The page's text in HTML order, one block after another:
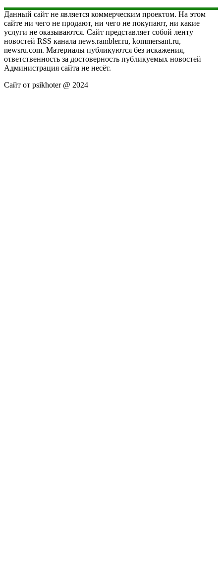
Данный сайт не является коммерческим проектом. На этом
сайте ни чего не продают, ни чего не покупают, ни какие
услуги не оказываются. Сайт представляет собой ленту
новостей RSS канала news.rambler.ru, kommersant.ru,
newsru.com. Материалы публикуются без искажения,
ответственность за достоверность публикуемых новостей
Администрация сайта не несёт.
Сайт от psikhoter @ 2024